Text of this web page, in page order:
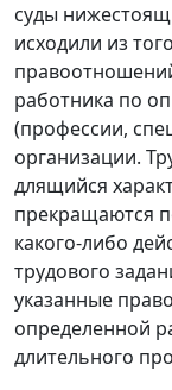
суды
исходили из
работника по
(профессии,
организации.
длящийся
прекращаются
какого-либо
трудового
указанные
определенной
длительного